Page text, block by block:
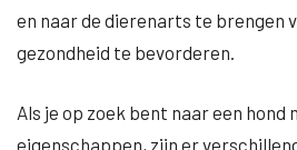
en naar de dierenarts te brengen
gezondheid te bevorderen.
Als je op zoek bent naar een
eigenschappen, zijn er